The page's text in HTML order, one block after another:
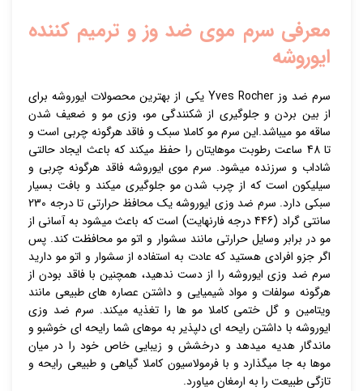
معرفی سرم موی ضد وز و ترمیم کننده
ایوروشه
سرم ضد وز Yves Rocher یکی از بهترین محصولات ایوروشه برای
از بین بردن و جلوگیری از شکنندگی مو، وزی مو و ضعیف شدن
ساقه مو میباشد.این سرم مو کاملا سبک و فاقد هرگونه چربی است و
تا 48 ساعت رطوبت موهایتان را حفظ میکند که باعث ایجاد حالتی
شاداب و سرزنده میشود. سرم موی ایوروشه فاقد هرگونه چربی و
سیلیکون است که از چرب شدن مو جلوگیری میکند و بافت بسیار
سبکی دارد. سرم ضد وزی ایوروشه یک محافظ حرارتی تا درجه 230
سانتی گراد (446 درجه فارنهایت) است که باعث میشود به آسانی از
مو در برابر وسایل حرارتی مانند سشوار و اتو مو محافظت کند. پس
اگر جزو افرادی هستید که عادت به استفاده از سشوار و اتو مو دارید
سرم ضد وزی ایوروشه را از دست ندهید، همچنین با فاقد بودن از
هرگونه سولفات و مواد شیمیایی و داشتن عصاره های طبیعی مانند
ویتامین و گل ختمی کاملا مو ها را تغذیه میکند. سرم ضد وزی
ایوروشه با داشتن رایحه ای دلپذیر به موهای شما رایحه ای خوشبو و
ماندگار هدیه میدهد و درخشش و زیبایی خاص خود را در میان
موها به جا میگذارد و با فرمولاسیون کاملا گیاهی و طبیعی رایحه و
تازگی طبیعت را به ارمغان میاورد.